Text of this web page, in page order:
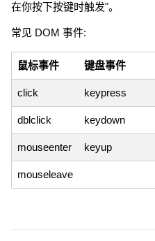
在你按下按键时触发"。
常见 DOM 事件:
鼠标事件 键盘事件
click keypress
dblclick keydown
mouseenter keyup
mouseleave